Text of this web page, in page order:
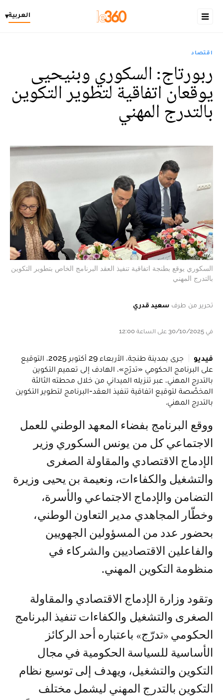
العربية▾
اقتصاد
ربورتاج: السكوري وبنيحيى
يوقعان اتفاقية لتطوير التكوين
بالتدرج المهني
السكوري يوقع بطنجة اتفاقية تنفيذ العقد البرنامج الخاص بتطوير التكوين
بالتدرج المهني
تحرير من طرف سعيد قدري
في 30/10/2025 على الساعة 12:00
فيديو
جرى بمدينة طنجة، الأربعاء 29 أكتوبر 2025، التوقيع
على البرنامج الحكومي «تدرّج»، الهادف إلى تعميم التكوين
بالتدرج المهني، عبر تنزيله الميداني من خلال محطته الثالثة
المخصَّصة لتوقيع اتفاقية تنفيذ العقد-البرنامج لتطوير التكوين
بالتدرج المهني.
ووقع البرنامج بفضاء المعهد الوطني للعمل
الاجتماعي كل من يونس السكوري وزير
الإدماج الاقتصادي والمقاولة الصغرى
والتشغيل والكفاءات، ونعيمة بن يحيى وزيرة
التضامن والإدماج الاجتماعي والأسرة،
وخطّار المجاهدي مدير التعاون الوطني،
بحضور عدد من المسؤولين الجهويين
والفاعلين الاقتصاديين والشركاء في
منظومة التكوين المهني.
وتقود وزارة الإدماج الاقتصادي والمقاولة
الصغرى والتشغيل والكفاءات تنفيذ البرنامج
الحكومي «تدرّج» باعتباره أحد الركائز
الأساسية للسياسة الحكومية في مجال
التكوين والتشغيل، ويهدف إلى توسيع نظام
التكوين بالتدرج المهني ليشمل مختلف